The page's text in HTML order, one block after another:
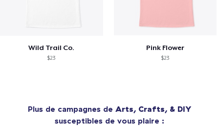
Wild Trail Co.
$23
Pink Flower
$23
Plus de campagnes de Arts, Crafts, & DIY
susceptibles de vous plaire :